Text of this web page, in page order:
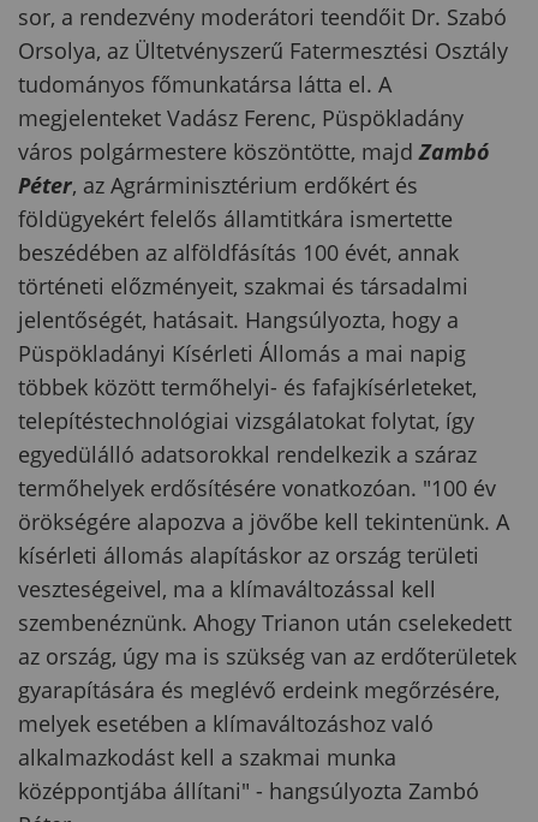
sor, a rendezvény moderátori teendőit Dr. Szabó
Orsolya, az Ültetvényszerű Fatermesztési Osztály
tudományos főmunkatársa látta el. A
megjelenteket Vadász Ferenc, Püspökladány
város polgármestere köszöntötte, majdZambó
Péter, az Agrárminisztérium erdőkért és
földügyekért felelős államtitkára ismertette
beszédében az alföldfásítás 100 évét, annak
történeti előzményeit, szakmai és társadalmi
jelentőségét, hatásait. Hangsúlyozta, hogy a
Püspökladányi Kísérleti Állomás a mai napig
többek között termőhelyi- és fafajkísérleteket,
telepítéstechnológiai vizsgálatokat folytat, így
egyedülálló adatsorokkal rendelkezik a száraz
termőhelyek erdősítésére vonatkozóan. "100 év
örökségére alapozva a jövőbe kell tekintenünk. A
kísérleti állomás alapításkor az ország területi
veszteségeivel, ma a klímaváltozással kell
szembenéznünk. Ahogy Trianon után cselekedett
az ország, úgy ma is szükség van az erdőterületek
gyarapítására és meglévő erdeink megőrzésére,
melyek esetében a klímaváltozáshoz való
alkalmazkodást kell a szakmai munka
középpontjába állítani" - hangsúlyozta Zambó